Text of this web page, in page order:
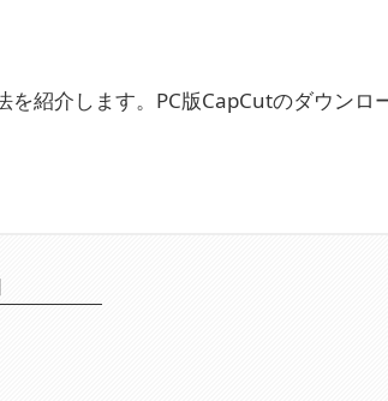
紹介します。PC版CapCutのダウンロ